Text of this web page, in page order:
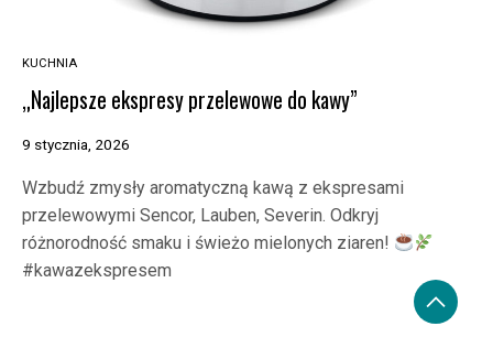
KUCHNIA
„Najlepsze ekspresy przelewowe do kawy”
9 stycznia, 2026
Wzbudź zmysły aromatyczną kawą z ekspresami
przelewowymi Sencor, Lauben, Severin. Odkryj
różnorodność smaku i świeżo mielonych ziaren!
#kawazekspresem